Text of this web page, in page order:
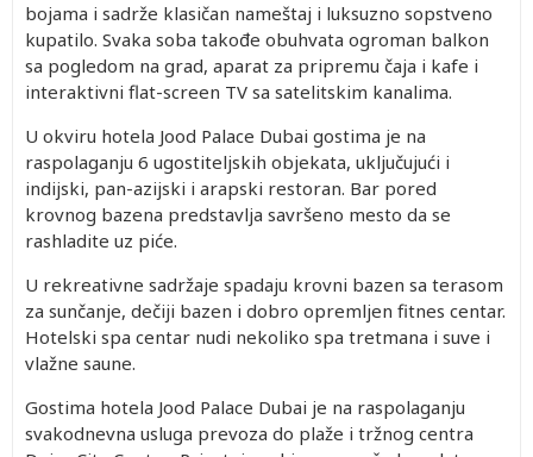
bojama i sadrže klasičan nameštaj i luksuzno sopstveno
kupatilo. Svaka soba takođe obuhvata ogroman balkon
sa pogledom na grad, aparat za pripremu čaja i kafe i
interaktivni flat-screen TV sa satelitskim kanalima.
U okviru hotela Jood Palace Dubai gostima je na
raspolaganju 6 ugostiteljskih objekata, uključujući i
indijski, pan-azijski i arapski restoran. Bar pored
krovnog bazena predstavlja savršeno mesto da se
rashladite uz piće.
U rekreativne sadržaje spadaju krovni bazen sa terasom
za sunčanje, dečiji bazen i dobro opremljen fitnes centar.
Hotelski spa centar nudi nekoliko spa tretmana i suve i
vlažne saune.
Gostima hotela Jood Palace Dubai je na raspolaganju
svakodnevna usluga prevoza do plaže i tržnog centra